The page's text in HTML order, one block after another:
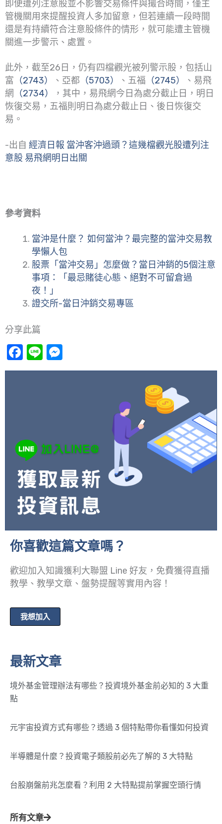
即便遭列注意股並不影響交易條件與撮合時間，僅主
管機關用來提醒投資人多加留意，但若連續一段時間
還是有持續符合注意股條件的情形，就可能遭主管機
關進一步警示、處置。
此外，截至26日，仍有四檔觀光被列警示股，包括山
富 （2743） 、亞都 （5703） 、五福 （2745）
、易飛
網 （2734）
，其中，易飛網今日為處分截止日，明日
恢復交易，五福則明日為處分截止日、後日恢復交
易。
-出自 經濟日報 當沖客沖過頭？這幾檔觀光股遭列注
意股 易飛網明日出關
參考資料
當沖是什麼？ 如何當沖？最完整的當沖交易教
學懶人包
股票「當沖交易」怎麼做？當日沖銷的5個注意
事項：「最忌賭徒心態、絕對不可留倉過
夜！」
證交所-當日沖銷交易專區
分享此篇
Facebook
Line
你喜歡這篇文章嗎？
歡迎加入知識獲利大聯盟 Line 好友，免費獲得直播
教學、教學文章、盤勢提醒等實用內容！
我想加入
最新文章
境外基金管理辦法有哪些？投資境外基金前必知的 3 大重
點
元宇宙投資方式有哪些？透過 3 個特點帶你看懂如何投資
半導體是什麼？投資電子類股前必先了解的 3 大特點
台股崩盤前兆怎麼看？利用 2 大特點提前掌握空頭行情
所有文章